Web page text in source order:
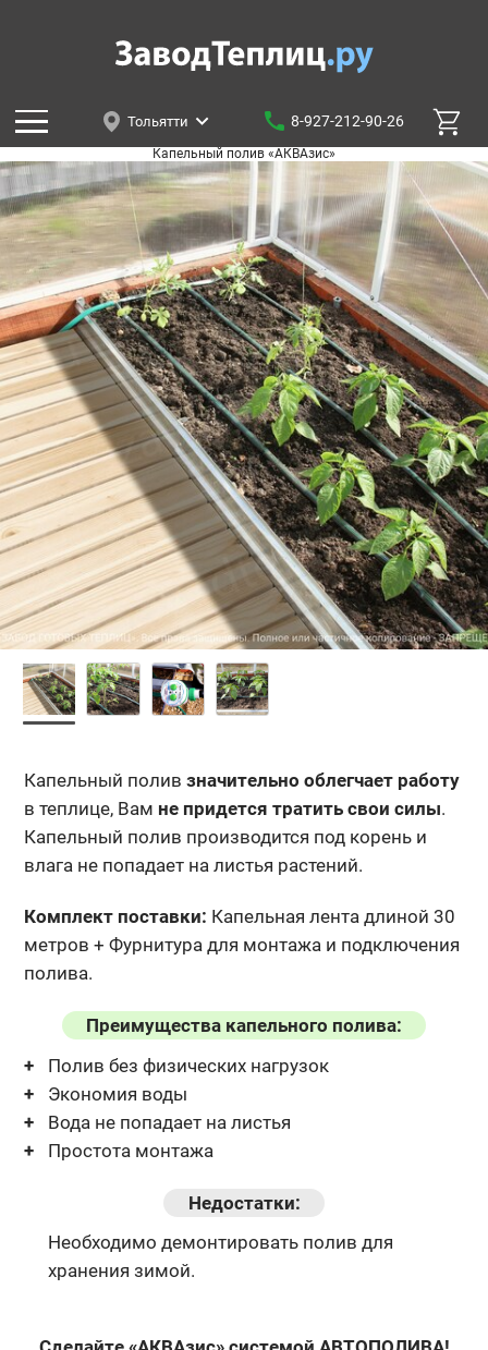
Тольятти 8-927-212-90-26
Капельный полив «АКВАзис»
Капельный полив значительно облегчает работу
в теплице, Вам не придется тратить свои силы.
Капельный полив производится под корень и
влага не попадает на листья растений.
Комплект поставки: Капельная лента длиной 30
метров + Фурнитура для монтажа и подключения
полива.
Преимущества капельного полива:
Полив без физических нагрузок
Экономия воды
Вода не попадает на листья
Простота монтажа
Недостатки:
Необходимо демонтировать полив для
хранения зимой.